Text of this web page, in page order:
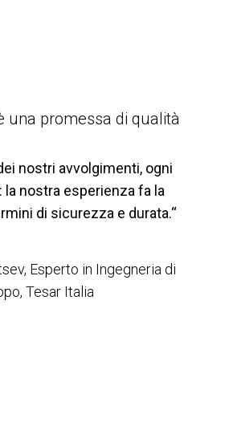
una promessa di qualità
nostri avvolgimenti, ogni
la nostra esperienza fa la
di sicurezza e durata.“
Esperto in Ingegneria di
Tesar Italia